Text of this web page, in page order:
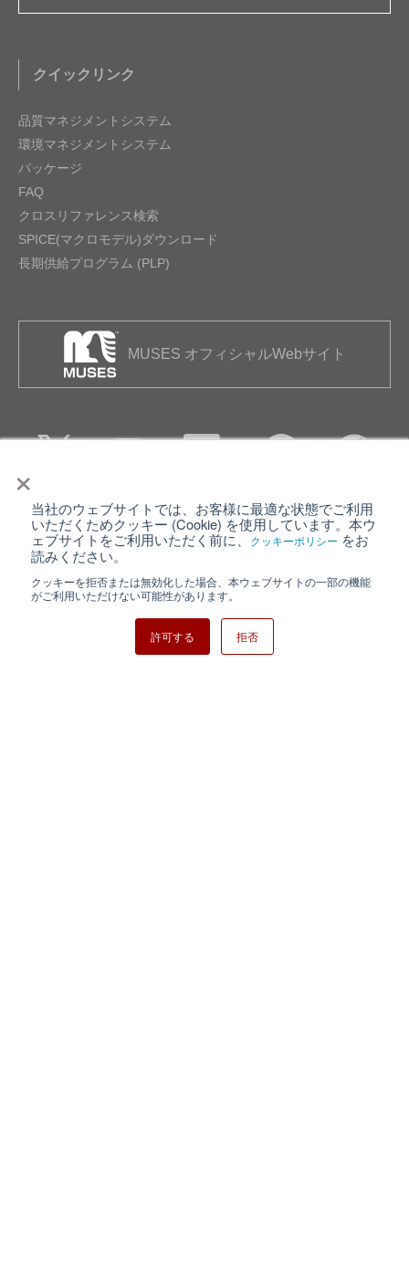
×
当社のウェブサイトでは、お客様に最適な状態でご利用
いただくためクッキー (Cookie) を使用しています。本ウ
ェブサイトをご利用いただく前に、
クッキーポリシー をお
読みください。
クッキーを拒否または無効化した場合、本ウェブサイトの一部の機能
がご利用いただけない可能性があります。
許可する 拒否
クイックリンク
品質マネジメントシステム
環境マネジメントシステム
パッケージ
FAQ
クロスリファレンス検索
SPICE(マクロモデル)ダウンロード
長期供給プログラム (PLP)
MUSES オフィシャルWebサイト
個人情報保護について ウェブサイト利用規約
クッキーポリシー
日清紡ホールディングス
Copyright ⓒ Nisshinbo Micro Devices Inc. All Rights Reserved.